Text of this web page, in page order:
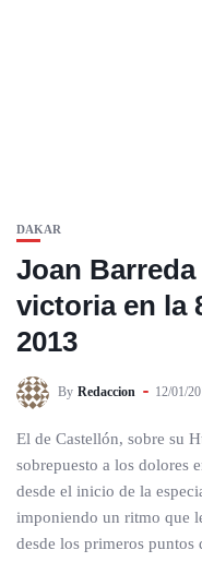
DAKAR
Joan
victoria en la
2013
By Redaccion 12/01/
El de Castellón, sobre su
sobrepuesto a los dolores
desde el inicio de la
imponiendo un ritmo que
desde los primeros puntos